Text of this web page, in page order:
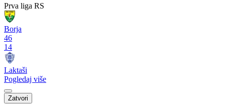
Prva liga RS
Borja
46
14
Laktaši
Pogledaj više
Zatvori